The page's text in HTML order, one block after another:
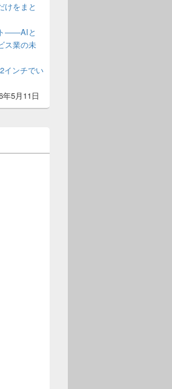
けをまと
――AIと
ス業の未
インチでい
年5月11日